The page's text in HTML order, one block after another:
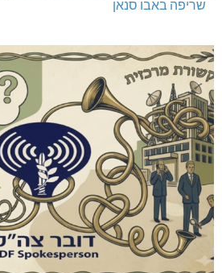
שריפה באבו סנאן